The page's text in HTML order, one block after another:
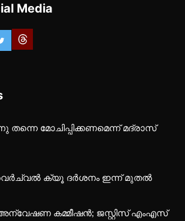
Media
തന്നെ മോചിപ്പിക്കണമെന്ന് മദ്രാസ്
ക്യൂ ദര്‍ശനം ഇന്ന് മുതല്‍
കമ്മീഷന്‍; ജസ്റ്റിസ് എംഎസ്